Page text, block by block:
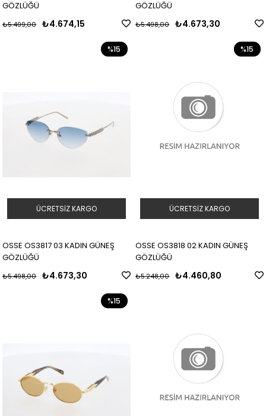
GÖZLÜĞÜ
₺4.674,15
₺5.499,00
GÖZLÜĞÜ
₺4.673,30
₺5.498,00
OSSE OS3817 03 KADIN GÜNEŞ
GÖZLÜĞÜ
₺4.673,30
₺5.498,00
%15
ÜCRETSIZ KARGO
OSSE OS3818 02 KADIN GÜNEŞ
GÖZLÜĞÜ
₺4.460,80
₺5.248,00
%15
ÜCRETSIZ KARGO
%15